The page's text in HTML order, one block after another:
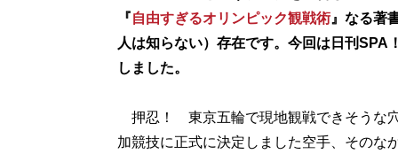
『自由すぎるオリンピック観戦術』なる著
人は知らない）存在です。今回は日刊SPA
しました。
押忍！ 東京五輪で現地観戦できそうな
加競技に正式に決定しました空手、そのな